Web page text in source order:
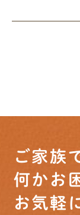
ご家族
何かお
お気軽